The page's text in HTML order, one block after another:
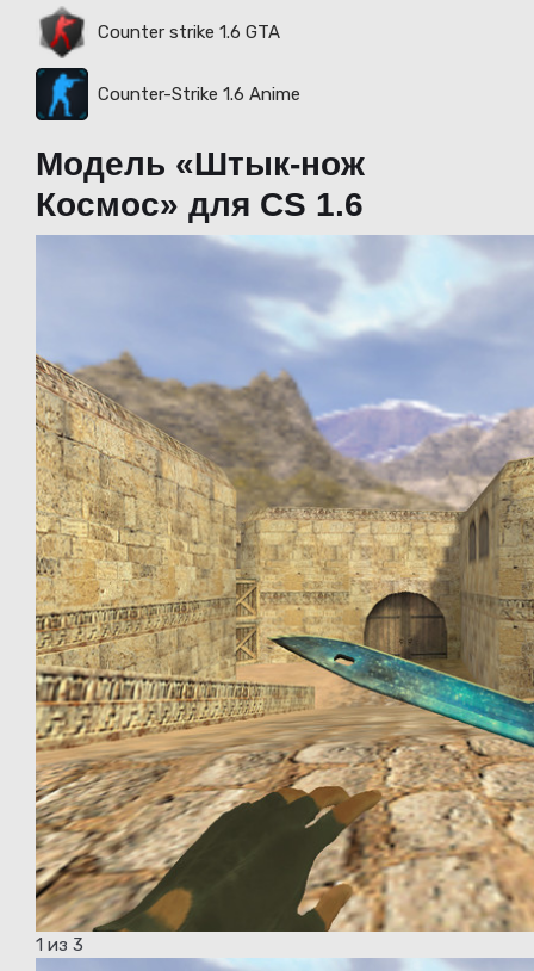
Counter strike 1.6 GTA
Counter-Strike 1.6 Anime
Модель «Штык-нож
Космос» для CS 1.6
1 из 3